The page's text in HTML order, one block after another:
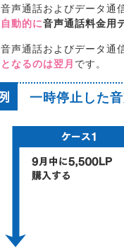
音声通話およびデータ通
自動的に音声通話料金用
音声通話およびデータ通
となるのは翌月 です。
一時停止した